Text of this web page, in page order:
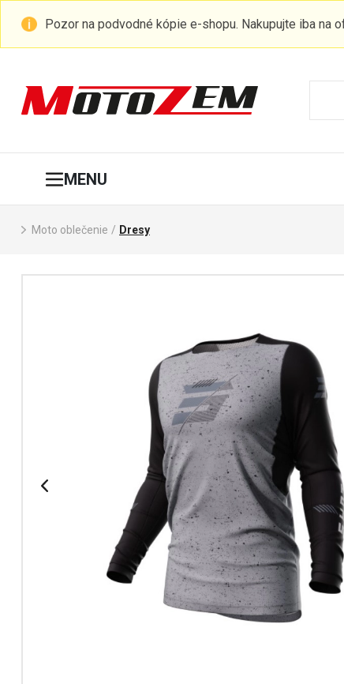
Pozor na podvodné kópie e-shopu. Nakupujte iba na
MENU
Moto oblečenie / Dresy